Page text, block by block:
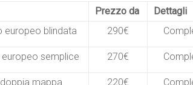
Prezzo da
Dettagli
europeo blindata
290€
semplice 270€
mappa 220€